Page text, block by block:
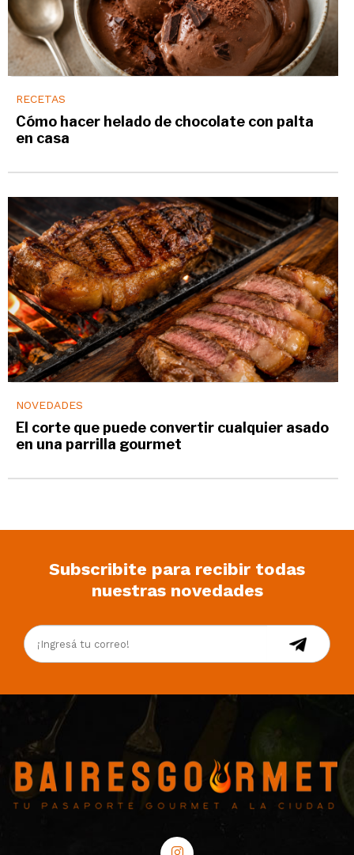
RECETAS
Cómo hacer helado de chocolate con palta
en casa
NOVEDADES
El corte que puede convertir cualquier asado
en una parrilla gourmet
Subscribite para recibir todas
nuestras novedades